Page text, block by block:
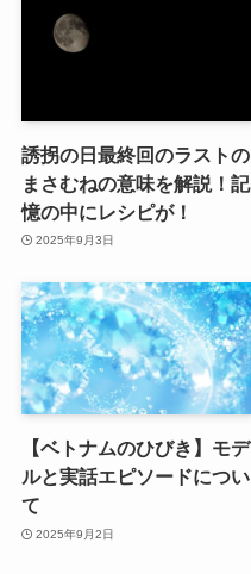
誘拐の日最終回のラストの
まさむねの意味を解説！記
憶の中にレシピが！
2025年9月3日
【ベトナムのひびき】モデ
ルと実話エピソードについ
て
2025年9月2日